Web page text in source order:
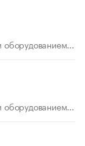
оборудованием...
оборудованием...